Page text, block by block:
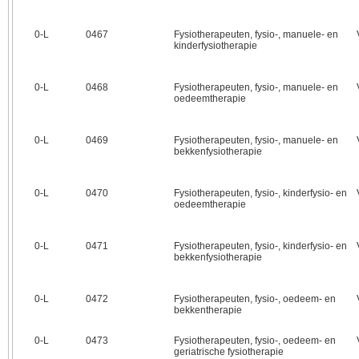
0‑L 0467
Fysiotherapeuten, fysio-, manuele- en
kinderfysiotherapie
0‑L 0468
Fysiotherapeuten, fysio-, manuele- en
oedeemtherapie
0‑L 0469
Fysiotherapeuten, fysio-, manuele- en
bekkenfysiotherapie
0‑L 0470
Fysiotherapeuten, fysio-, kinderfysio- en
oedeemtherapie
0‑L 0471
Fysiotherapeuten, fysio-, kinderfysio- en
bekkenfysiotherapie
0‑L 0472
Fysiotherapeuten, fysio-, oedeem- en
bekkentherapie
0‑L 0473
Fysiotherapeuten, fysio-, oedeem- en
geriatrische fysiotherapie